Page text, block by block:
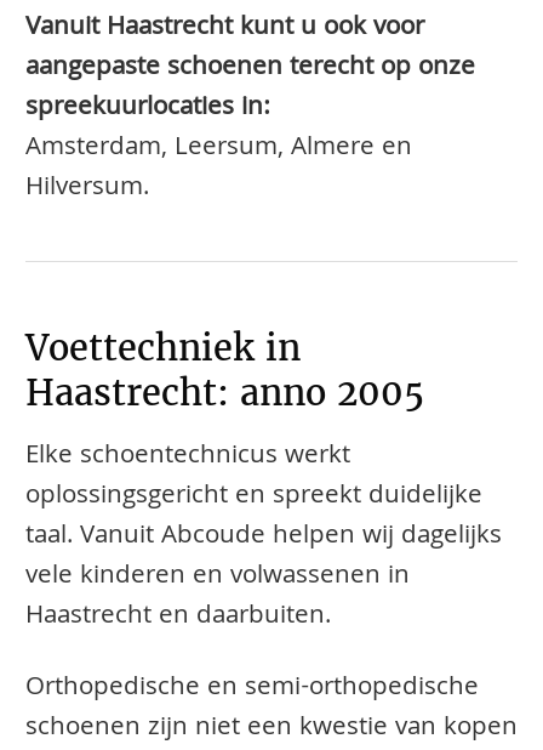
Vanuit Haastrecht kunt u ook voor
aangepaste schoenen terecht op onze
spreekuurlocaties in:
Amsterdam, Leersum, Almere en
Hilversum.
Voettechniek in
Haastrecht: anno 2005
Elke schoentechnicus werkt
oplossingsgericht en spreekt duidelijke
taal. Vanuit Abcoude helpen wij dagelijks
vele kinderen en volwassenen in
Haastrecht en daarbuiten.
​​​​Orthopedische en semi-orthopedische
schoenen zijn niet een kwestie van kopen